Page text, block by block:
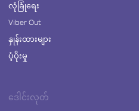
လုံခြုံရေး
Viber Out
နှုန်းထားများ
ပံ့ပိုးမှု
ဒေါင်းလုတ်